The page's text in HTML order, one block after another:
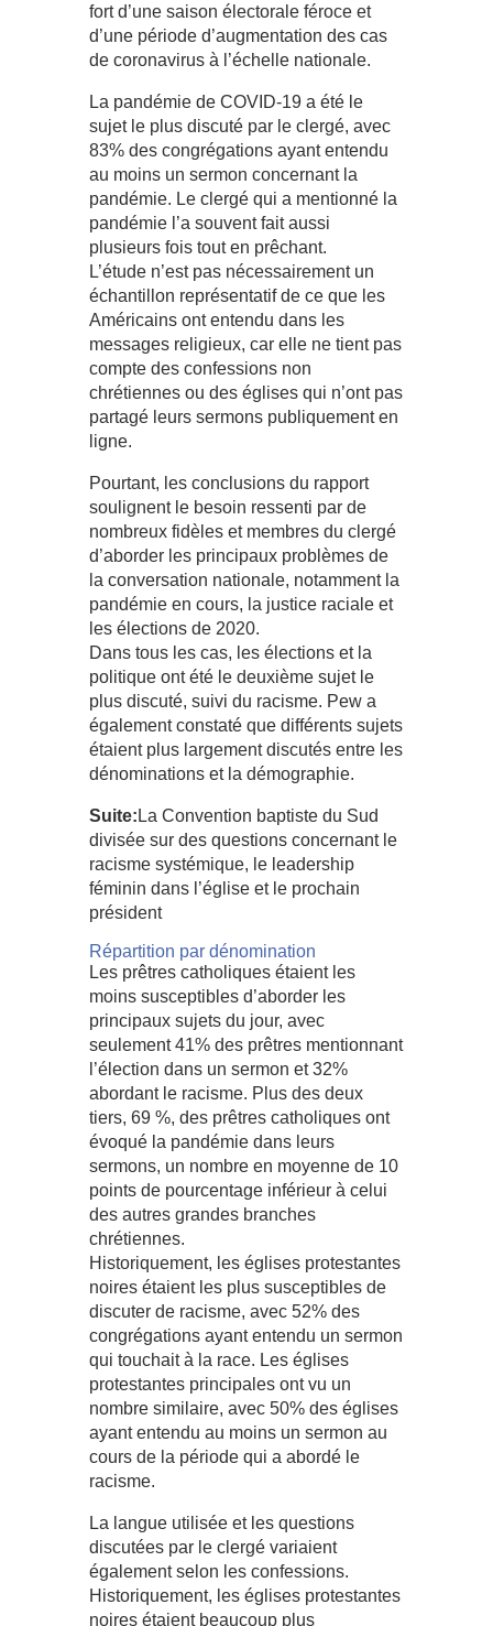
fort d’une saison électorale féroce et
d’une période d’augmentation des cas
de coronavirus à l’échelle nationale.
La pandémie de COVID-19 a été le
sujet le plus discuté par le clergé, avec
83% des congrégations ayant entendu
au moins un sermon concernant la
pandémie. Le clergé qui a mentionné la
pandémie l’a souvent fait aussi
plusieurs fois tout en prêchant.
L’étude n’est pas nécessairement un
échantillon représentatif de ce que les
Américains ont entendu dans les
messages religieux, car elle ne tient pas
compte des confessions non
chrétiennes ou des églises qui n’ont pas
partagé leurs sermons publiquement en
ligne.
Pourtant, les conclusions du rapport
soulignent le besoin ressenti par de
nombreux fidèles et membres du clergé
d’aborder les principaux problèmes de
la conversation nationale, notamment la
pandémie en cours, la justice raciale et
les élections de 2020.
Dans tous les cas, les élections et la
politique ont été le deuxième sujet le
plus discuté, suivi du racisme. Pew a
également constaté que différents sujets
étaient plus largement discutés entre les
dénominations et la démographie.
Suite: La Convention baptiste du Sud
divisée sur des questions concernant le
racisme systémique, le leadership
féminin dans l’église et le prochain
président
Répartition par dénomination
Les prêtres catholiques étaient les
moins susceptibles d’aborder les
principaux sujets du jour, avec
seulement 41% des prêtres mentionnant
l’élection dans un sermon et 32%
abordant le racisme. Plus des deux
tiers, 69 %, des prêtres catholiques ont
évoqué la pandémie dans leurs
sermons, un nombre en moyenne de 10
points de pourcentage inférieur à celui
des autres grandes branches
chrétiennes.
Historiquement, les églises protestantes
noires étaient les plus susceptibles de
discuter de racisme, avec 52% des
congrégations ayant entendu un sermon
qui touchait à la race. Les églises
protestantes principales ont vu un
nombre similaire, avec 50% des églises
ayant entendu au moins un sermon au
cours de la période qui a abordé le
racisme.
La langue utilisée et les questions
discutées par le clergé variaient
également selon les confessions.
Historiquement, les églises protestantes
noires étaient beaucoup plus